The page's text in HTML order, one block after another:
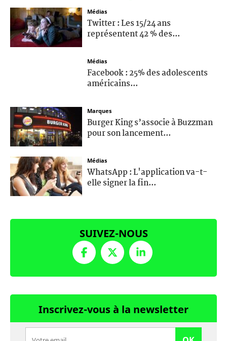
Médias
Twitter : Les 15/24 ans
représentent 42 % des...
Médias
Facebook : 25% des adolescents
américains...
Marques
Burger King s’associe à Buzzman
pour son lancement...
Médias
WhatsApp : L'application va-t-
elle signer la fin...
SUIVEZ-NOUS
Inscrivez-vous à la newsletter